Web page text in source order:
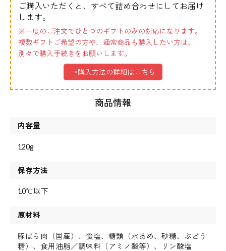
ご購入いただくと、すべて詰め合わせにしてお届け
します。
※一度のご注文でひとつのギフトのみの対応になります。
複数ギフトご希望の方や、通常商品も購入したい方は、
別々で購入手続きをお願いします。
→購入方法の詳細はこちら
商品情報
内容量
120g
保存方法
10℃以下
原材料
豚ばら肉（国産）、食塩、糖類（水あめ、砂糖、ぶどう
糖）、食用油脂／調味料（アミノ酸等）、リン酸塩